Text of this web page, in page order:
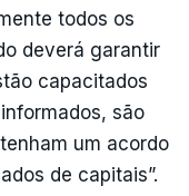
todos os
deverá garantir
capacitados
são
um acordo
de capitais”.